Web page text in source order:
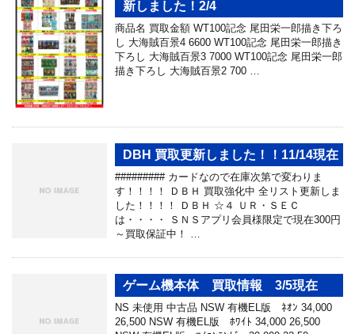
新しました！2/4
商品名 買取金額 WT100記念 尾田栄一郎描き下ろ
し 大海賊百景4 6600 WT100記念 尾田栄一郎描き
下ろし 大海賊百景3 7000 WT100記念 尾田栄一郎
描き下ろし 大海賊百景2 700 …
DBH 買取更新しました！！11/14現在
######### カードなので在庫次第で変わりま
す！！！！ ＤＢＨ 買取強化中 全リスト更新しま
した！！！！ ＤＢＨ ☆４ ＵＲ・ＳＥＣ
は・・・・ ＳＮＳアプリ会員様限定で現在300円
～買取保証中！ …
ゲーム機本体 買取情報 3/5現在
NS 未使用 中古品 NSW 有機EL版 ﾈｵﾝ 34,000
26,500 NSW 有機EL版 ﾎﾜｲﾄ 34,000 26,500